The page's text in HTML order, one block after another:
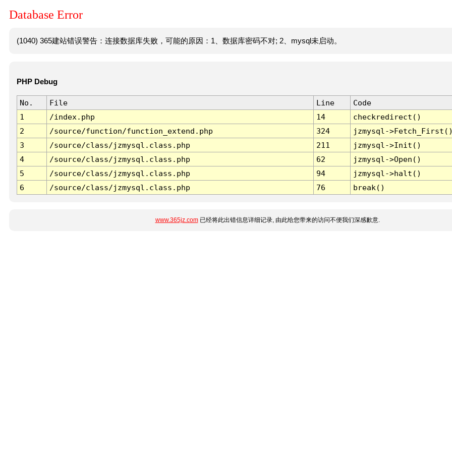
Database Error
(1040) 365建站错误警告：连接数据库失败，可能的原因：1、数据库密码不对; 2、mysql未启动。
PHP Debug
No. File Line
Code
1
/index.php 14
checkredirect()
2
/source/function/function_extend.php 324
jzmysql-
3
/source/class/jzmysql.class.php 211
jzmysql->Init()
4
/source/class/jzmysql.class.php 62
jzmysql->Open()
5
/source/class/jzmysql.class.php 94
jzmysql->halt()
6
/source/class/jzmysql.class.php 76 break()
www.365jz.com已经将此出错信息详细记录, 由此给您带来的访问不便我们深感歉意.